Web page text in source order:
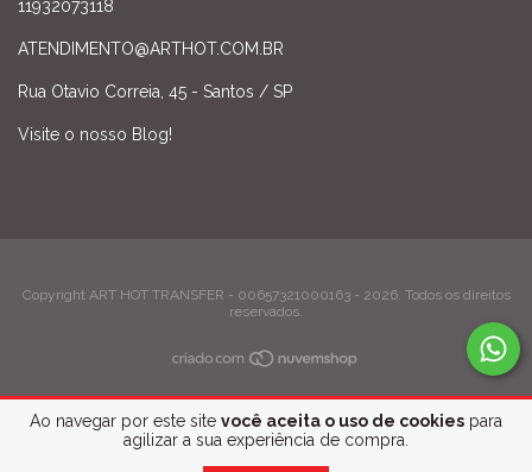
Ao navegar por este site você aceita o uso de cookies para
agilizar a sua experiência de compra.
11932073118
ATENDIMENTO@ARTHOT.COM.BR
Rua Otavio Correia, 45 - Santos / SP
Visite o nosso Blog!
Copyright ART HOT TRANSFER - 00657321000163 - 2026. Todos os direitos
reservados.